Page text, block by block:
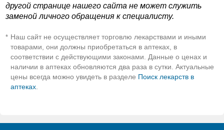
другой странице нашего сайта не может служить
заменой личного обращения к специалисту.
* Наш сайт не осуществляет торговлю лекарствами и иными
товарами, они должны приобретаться в аптеках, в
соответствии с действующими законами. Данные о ценах и
наличии в аптеках обновляются два раза в сутки. Актуальные
цены всегда можно увидеть в разделе Поиск лекарств в
аптеках